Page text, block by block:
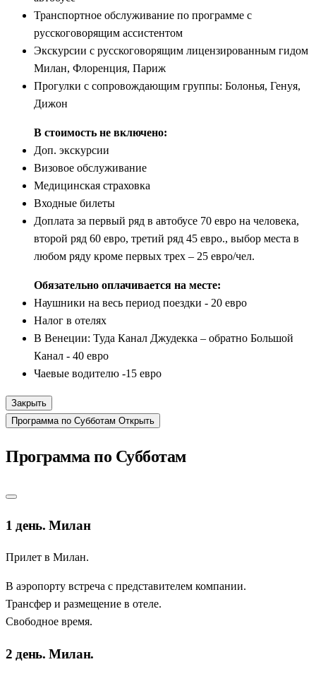
Транспортное обслуживание по программе с
русскоговорящим ассистентом
Экскурсии с русскоговорящим лицензированным гидом
Милан, Флоренция, Париж
Прогулки с сопровождающим группы: Болонья, Генуя,
Дижон
В стоимость не включено:
Доп. экскурсии
Визовое обслуживание
Медицинская страховка
Входные билеты
Доплата за первый ряд в автобусе 70 евро на человека,
второй ряд 60 евро, третий ряд 45 евро., выбор места в
любом ряду кроме первых трех – 25 евро/чел.
Обязательно оплачивается на месте:
Наушники на весь период поездки - 20 евро
Налог в отелях
В Венеции: Туда Канал Джудекка – обратно Большой
Канал - 40 евро
Чаевые водителю -15 евро
Закрыть
Программа по Субботам Открыть
Программа по Субботам
1 день. Милан
Прилет в Милан.
В аэропорту встреча с представителем компании.
Трансфер и размещение в отеле.
Свободное время.
2 день. Милан.